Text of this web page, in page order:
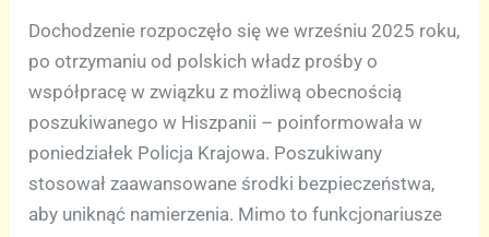
Dochodzenie rozpoczęło się we wrześniu 2025 roku,
po otrzymaniu od polskich władz prośby o
współpracę w związku z możliwą obecnością
poszukiwanego w Hiszpanii – poinformowała w
poniedziałek Policja Krajowa. Poszukiwany
stosował zaawansowane środki bezpieczeństwa,
aby uniknąć namierzenia. Mimo to funkcjonariusze